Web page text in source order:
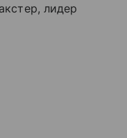
лидер